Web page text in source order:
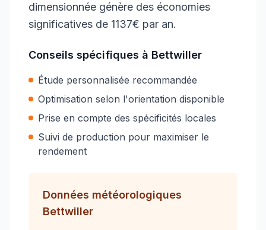
dimensionnée génère des économies
significatives de 1137€ par an.
Conseils spécifiques à Bettwiller
Étude personnalisée recommandée
Optimisation selon l'orientation disponible
Prise en compte des spécificités locales
Suivi de production pour maximiser le
rendement
Données météorologiques
Bettwiller